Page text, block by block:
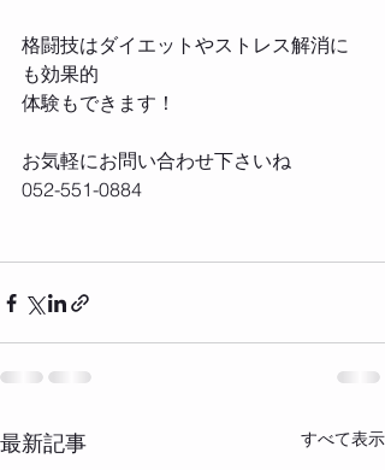
‪格闘技はダイエットやストレス解消に
も効果的‬
‪体験もできます！‬
‪お気軽にお問い合わせ下さいね‬
‪052-551-0884‬
最新記事 すべて表示